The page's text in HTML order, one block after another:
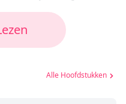
Alle Hoofdstukken